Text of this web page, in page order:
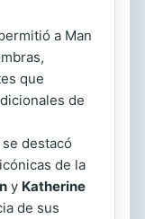
a Man
que
de
destacó
de la
y Katherine
de sus